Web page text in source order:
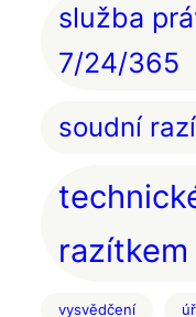
služba
7/24/365
soudní
razítkem
vysvědčení